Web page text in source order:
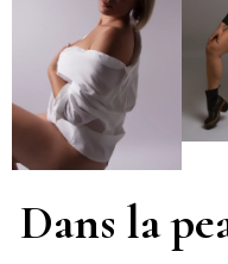
Dans la